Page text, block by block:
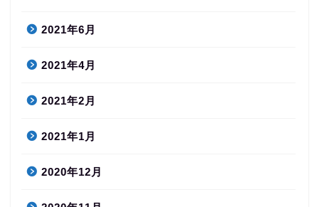
2021年6月
2021年4月
2021年2月
2021年1月
2020年12月